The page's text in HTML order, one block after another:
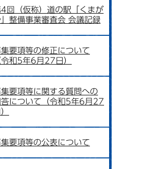
回（仮称）道の駅「くまが
」整備事業審査会 会議記録
要項等の修正について
令和5年6月27日）
要項等に関する質問への
答について（令和5年6月27
要項等の公表について